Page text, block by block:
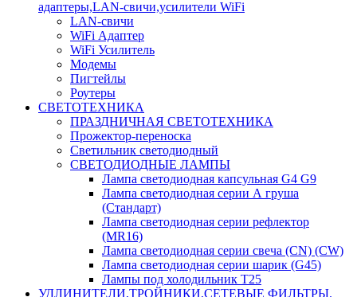
адаптеры,LAN-свичи,усилители WiFi
LAN-свичи
WiFi Адаптер
WiFi Усилитель
Модемы
Пигтейлы
Роутеры
СВЕТОТЕХНИКА
ПРАЗДНИЧНАЯ СВЕТОТЕХНИКА
Прожектор-переноска
Светильник светодиодный
СВЕТОДИОДНЫЕ ЛАМПЫ
Лампа светодиодная капсульная G4 G9
Лампа светодиодная серии А груша
(Стандарт)
Лампа светодиодная серии рефлектор
(MR16)
Лампа светодиодная серии свеча (CN) (CW)
Лампа светодиодная серии шарик (G45)
Лампы под холодильник T25
УДЛИНИТЕЛИ,ТРОЙНИКИ,СЕТЕВЫЕ ФИЛЬТРЫ.